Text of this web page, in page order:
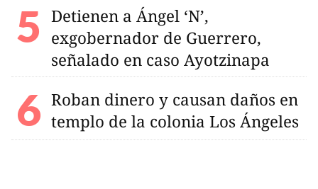
Detienen a Ángel ‘N’,
exgobernador de Guerrero,
señalado en caso Ayotzinapa
Roban dinero y causan daños en
templo de la colonia Los Ángeles